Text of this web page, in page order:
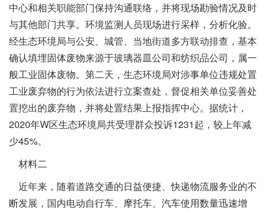
中心和相关职能部门保持沟通联络，并将现场勘验情况及时
与其他部门共享。环境监测人员现场进行采样，分析化验。
经生态环境局与公安、城管、当地街道多方联动排查，基本
确认填埋固体废物来源于玻璃器皿公司和纺织品公司，属一
般工业固体废物。第二天，生态环境局对涉事单位违规处置
工业废弃物的行为依法进行立案查处，督促相关单位妥善处
置挖出的废弃物，并将处置结果上报指挥中心。据统计，
2020年W区生态环境局共受理群众投诉1231起，较上年减
少45%。
材料二
近年来，随着道路交通的日益便捷、快递物流服务业的不
断发展，国内电动自行车、摩托车、汽车使用数量迅速增